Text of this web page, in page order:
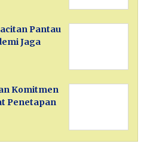
Pantau
Jaga
Komitmen
Penetapan